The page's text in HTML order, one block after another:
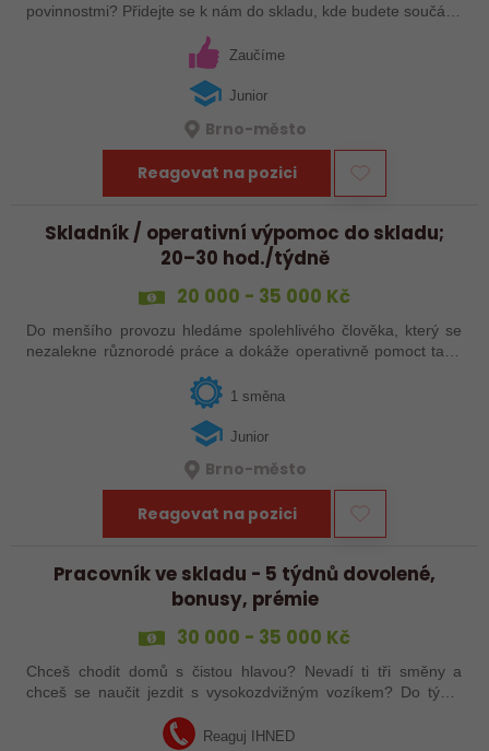
povinnostmi? Přidejte se k nám do skladu, kde budete součástí
Zaučíme
Junior
Brno-město
Reagovat na pozici
Skladník / operativní výpomoc do skladu;
20–30 hod./týdně
20 000 - 35 000 Kč
Do menšího provozu hledáme spolehlivého člověka, který se
nezalekne různorodé práce a dokáže operativně pomoct tam,
kde je zrovna potřeba. Nejde o stereotypní „stání u pásu“, ale
1 směna
Junior
Brno-město
Reagovat na pozici
Pracovník ve skladu - 5 týdnů dovolené,
bonusy, prémie
30 000 - 35 000 Kč
Chceš chodit domů s čistou hlavou? Nevadí ti tři směny a
chceš se naučit jezdit s vysokozdvižným vozíkem? Do týmu
Reaguj IHNED